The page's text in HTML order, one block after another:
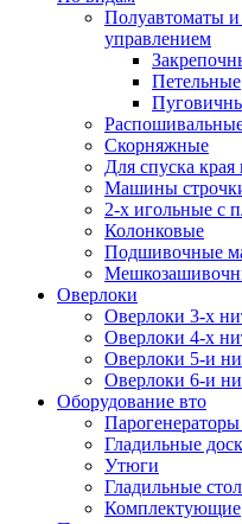
Полуавтоматы
управлением
Петельные
Скорняжные
Для спуска края
Машины
2-х игольные с
Колонковые
Подшивочные
Оверлоки
Оверлоки 3-х
Оверлоки 4-х
Оверлоки 5-и
Оверлоки 6-и
Оборудование вто
Гладильные
Утюги
Гладильные
Комплектующие